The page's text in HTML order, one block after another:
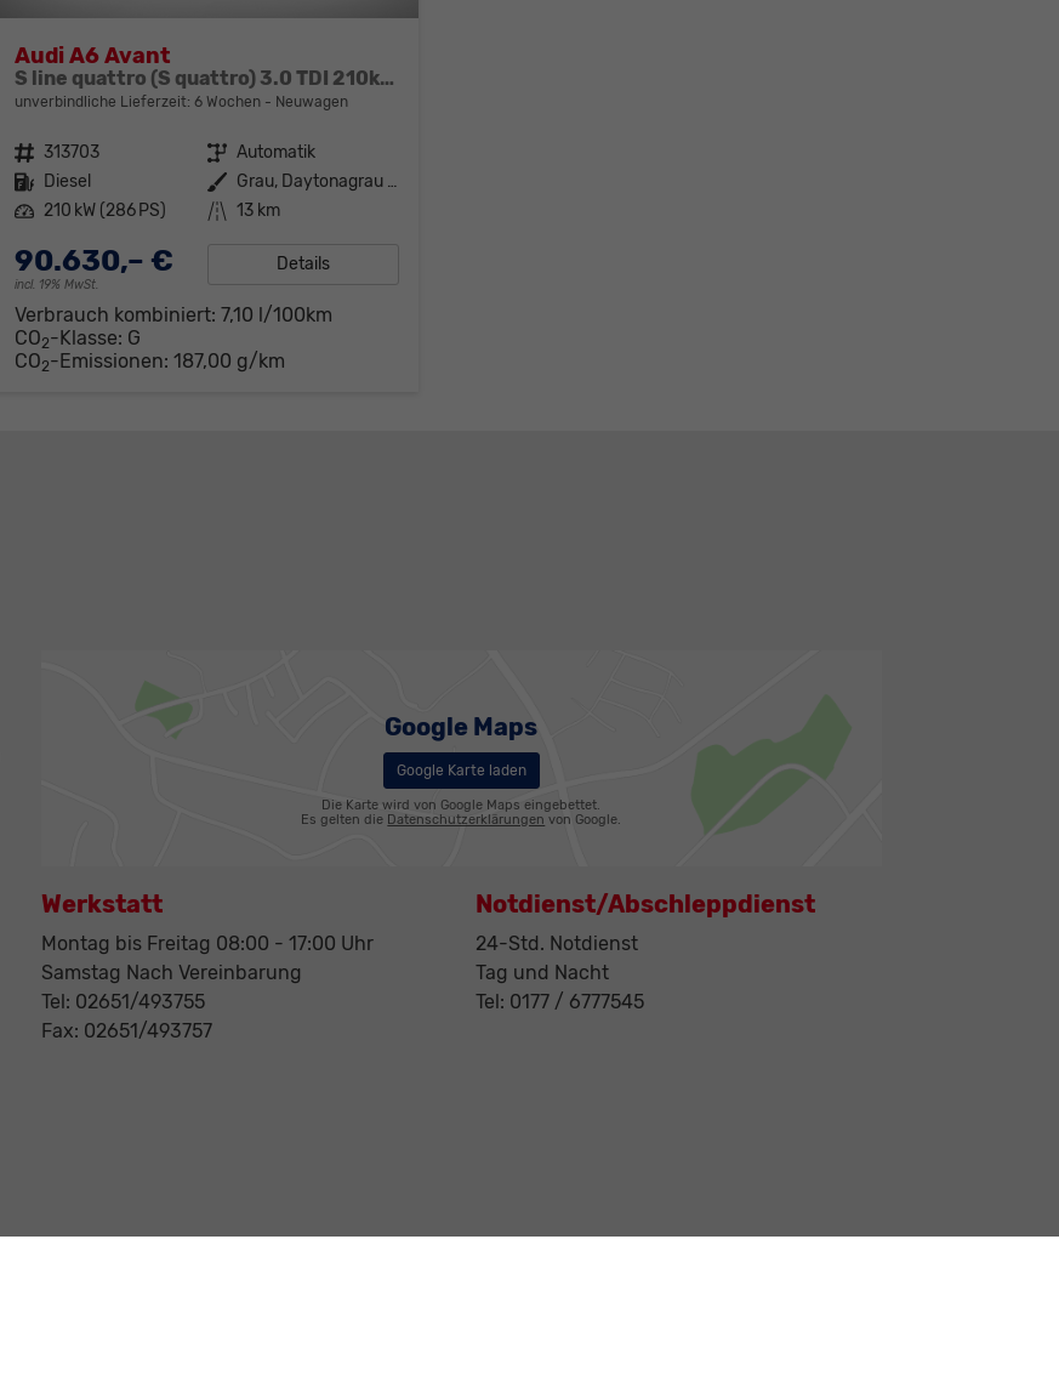
Audi A6 Avant
S line quattro (S quattro) 3.0 TDI 210kW (286 PS) 8-Stufen tiptronic
unverbindliche Lieferzeit: 6 Wochen Neuwagen
Fahrzeugnr. 313703 Getriebe Automatik
Kraftstoff Diesel Außenfarbe
Grau, Daytonagrau Perleffekt (6Y)
Leistung 210 kW (286 PS) Kilometerstand 13 km
90.630,– €
incl. 19% MwSt.
Details
Verbrauch kombiniert: 7,10 l/100km
CO2-Klasse: G
CO2-Emissionen: 187,00 g/km
Google Maps
Google Karte laden
Die Karte wird von Google Maps eingebettet.
Es gelten die Datenschutzerklärungen von Google.
Werkstatt
Montag bis Freitag 08:00 - 17:00 Uhr
Samstag Nach Vereinbarung
Tel: 02651/493755
Fax: 02651/493757
Notdienst/Abschleppdienst
24-Std. Notdienst
Tag und Nacht
Tel: 0177 / 6777545